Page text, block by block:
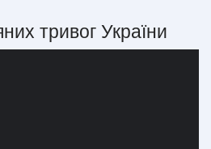
тривог України